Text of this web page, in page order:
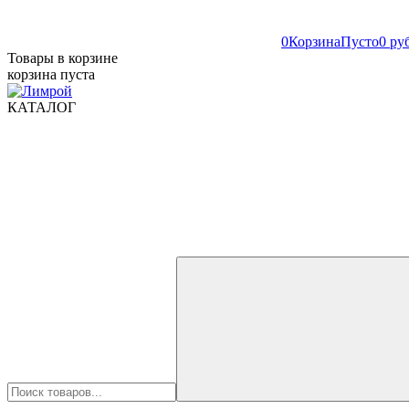
0КорзинаПусто0
Товары в корзине
корзина пуста
КАТАЛОГ